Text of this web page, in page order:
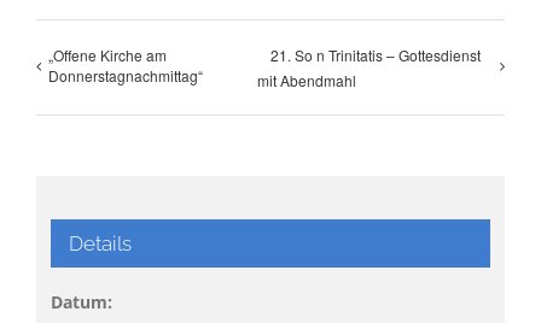
„Offene Kirche am
Donnerstagnachmittag“
21. So n Trinitatis – Gottesdienst
mit Abendmahl
Details
Datum: